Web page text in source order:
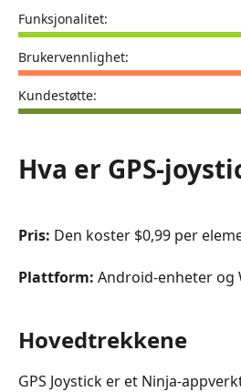
Funksjonalitet:
Brukervennlighet:
Kundestøtte:
Hva er GPS-
Pris: Den koster $0,99 per
Plattform: Android‑enheter og
Hovedtrekkene
GPS Joystick er et Ninja-